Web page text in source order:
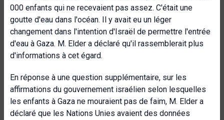
000 enfants qui ne recevaient pas assez. C'était une
goutte d'eau dans l'océan. Il y avait eu un léger
changement dans l'intention d'Israël de permettre l'entrée
d'eau à Gaza. M. Elder a déclaré qu'il rassemblerait plus
d'informations à cet égard.
En réponse à une question supplémentaire, sur les
affirmations du gouvernement israélien selon lesquelles
les enfants à Gaza ne mouraient pas de faim, M. Elder a
déclaré que les Nations Unies avaient des données